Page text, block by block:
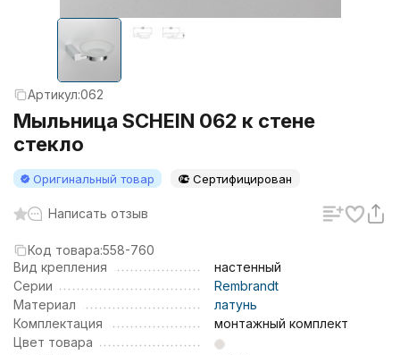
Артикул:062
Мыльница SCHEIN 062 к стене
стекло
Оригинальный товар Сертифицирован
Написать отзыв
Код товара:558-760
Вид крепления
настенный
Серии
Rembrandt
Материал
латунь
Комплектация
монтажный комплект
Цвет товара